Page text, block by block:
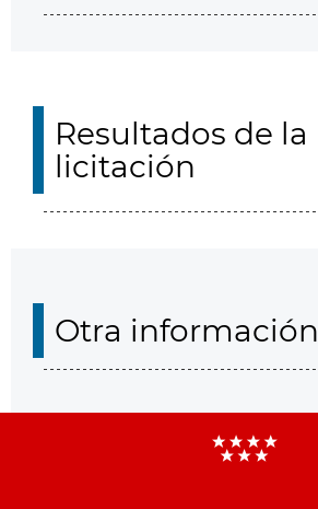
Resultados de la
licitación
Otra información